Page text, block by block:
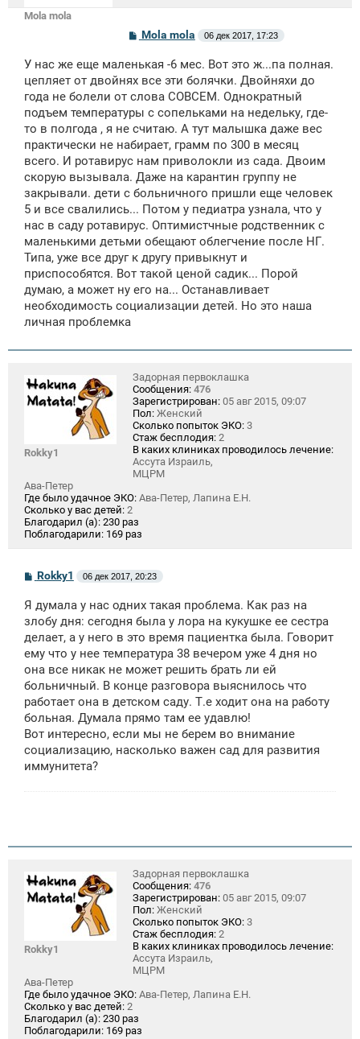
Mola mola
С
о
б
щ
н
и
Mola mola 06 дек 2017, 17:23
У нас же еще маленькая -6 мес. Вот это ж...па полная.
цепляет от двойнях все эти болячки. Двойняхи до
года не болели от слова СОВСЕМ. Однократный
подъем температуры с сопельками на недельку, где-
то в полгода , я не считаю. А тут малышка даже вес
практически не набирает, грамм по 300 в месяц
всего. И ротавирус нам приволокли из сада. Двоим
скорую вызывала. Даже на карантин группу не
закрывали. дети с больничного пришли еще человек
5 и все свалились... Потом у педиатра узнала, что у
нас в саду ротавирус. Оптимистчные родственник с
маленькими детьми обещают облегчение после НГ.
Типа, уже все друг к другу привыкнут и
приспособятся. Вот такой ценой садик... Порой
думаю, а может ну его на... Останавливает
необходимость социализации детей. Но это наша
личная проблемка
Rokky1
Задорная первоклашка
Сообщения: 476
Зарегистрирован: 05 авг 2015, 09:07
Пол: Женский
Сколько попыток ЭКО: 3
Стаж бесплодия: 2
В каких клиниках проводилось лечение:
Ассута Израиль,
МЦРМ
Ава-Петер
Где было удачное ЭКО: Ава-Петер, Лапина Е.Н.
Сколько у вас детей: 2
Благодарил (а): 230 раз
Поблагодарили: 169 раз
С
о
б
щ
н
и
Rokky1 06 дек 2017, 20:23
Я думала у нас одних такая проблема. Как раз на
злобу дня: сегодня была у лора на кукушке ее сестра
делает, а у него в это время пациентка была. Говорит
ему что у нее температура 38 вечером уже 4 дня но
она все никак не может решить брать ли ей
больничный. В конце разговора выяснилось что
работает она в детском саду. Т.е ходит она на работу
больная. Думала прямо там ее удавлю!
Вот интересно, если мы не берем во внимание
социализацию, насколько важен сад для развития
иммунитета?
Rokky1
Задорная первоклашка
Сообщения: 476
Зарегистрирован: 05 авг 2015, 09:07
Пол: Женский
Сколько попыток ЭКО: 3
Стаж бесплодия: 2
В каких клиниках проводилось лечение:
Ассута Израиль,
МЦРМ
Ава-Петер
Где было удачное ЭКО: Ава-Петер, Лапина Е.Н.
Сколько у вас детей: 2
Благодарил (а): 230 раз
Поблагодарили: 169 раз